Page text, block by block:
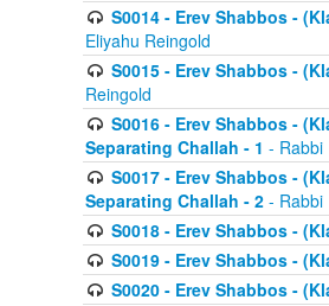
S0014 - Erev Shabbos -
Eliyahu Reingold
S0015 - Erev Shabbos -
Reingold
S0016 - Erev Shabbos -
Separating Challah - 1 - Rabbi
S0017 - Erev Shabbos -
Separating Challah - 2 - Rabbi
S0018 - Erev Shabbos -
S0019 - Erev Shabbos -
S0020 - Erev Shabbos -